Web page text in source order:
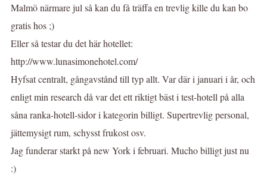
Malmö närmare jul så kan du få träffa en trevlig kille du kan bo
gratis hos ;)
Eller så testar du det här hotellet:
http://www.lunasimonehotel.com/
Hyfsat centralt, gångavstånd till typ allt. Var där i januari i år, och
enligt min research då var det ett riktigt bäst i test-hotell på alla
såna ranka-hotell-sidor i kategorin billigt. Supertrevlig personal,
jättemysigt rum, schysst frukost osv.
Jag funderar starkt på new York i februari. Mucho billigt just nu
:)